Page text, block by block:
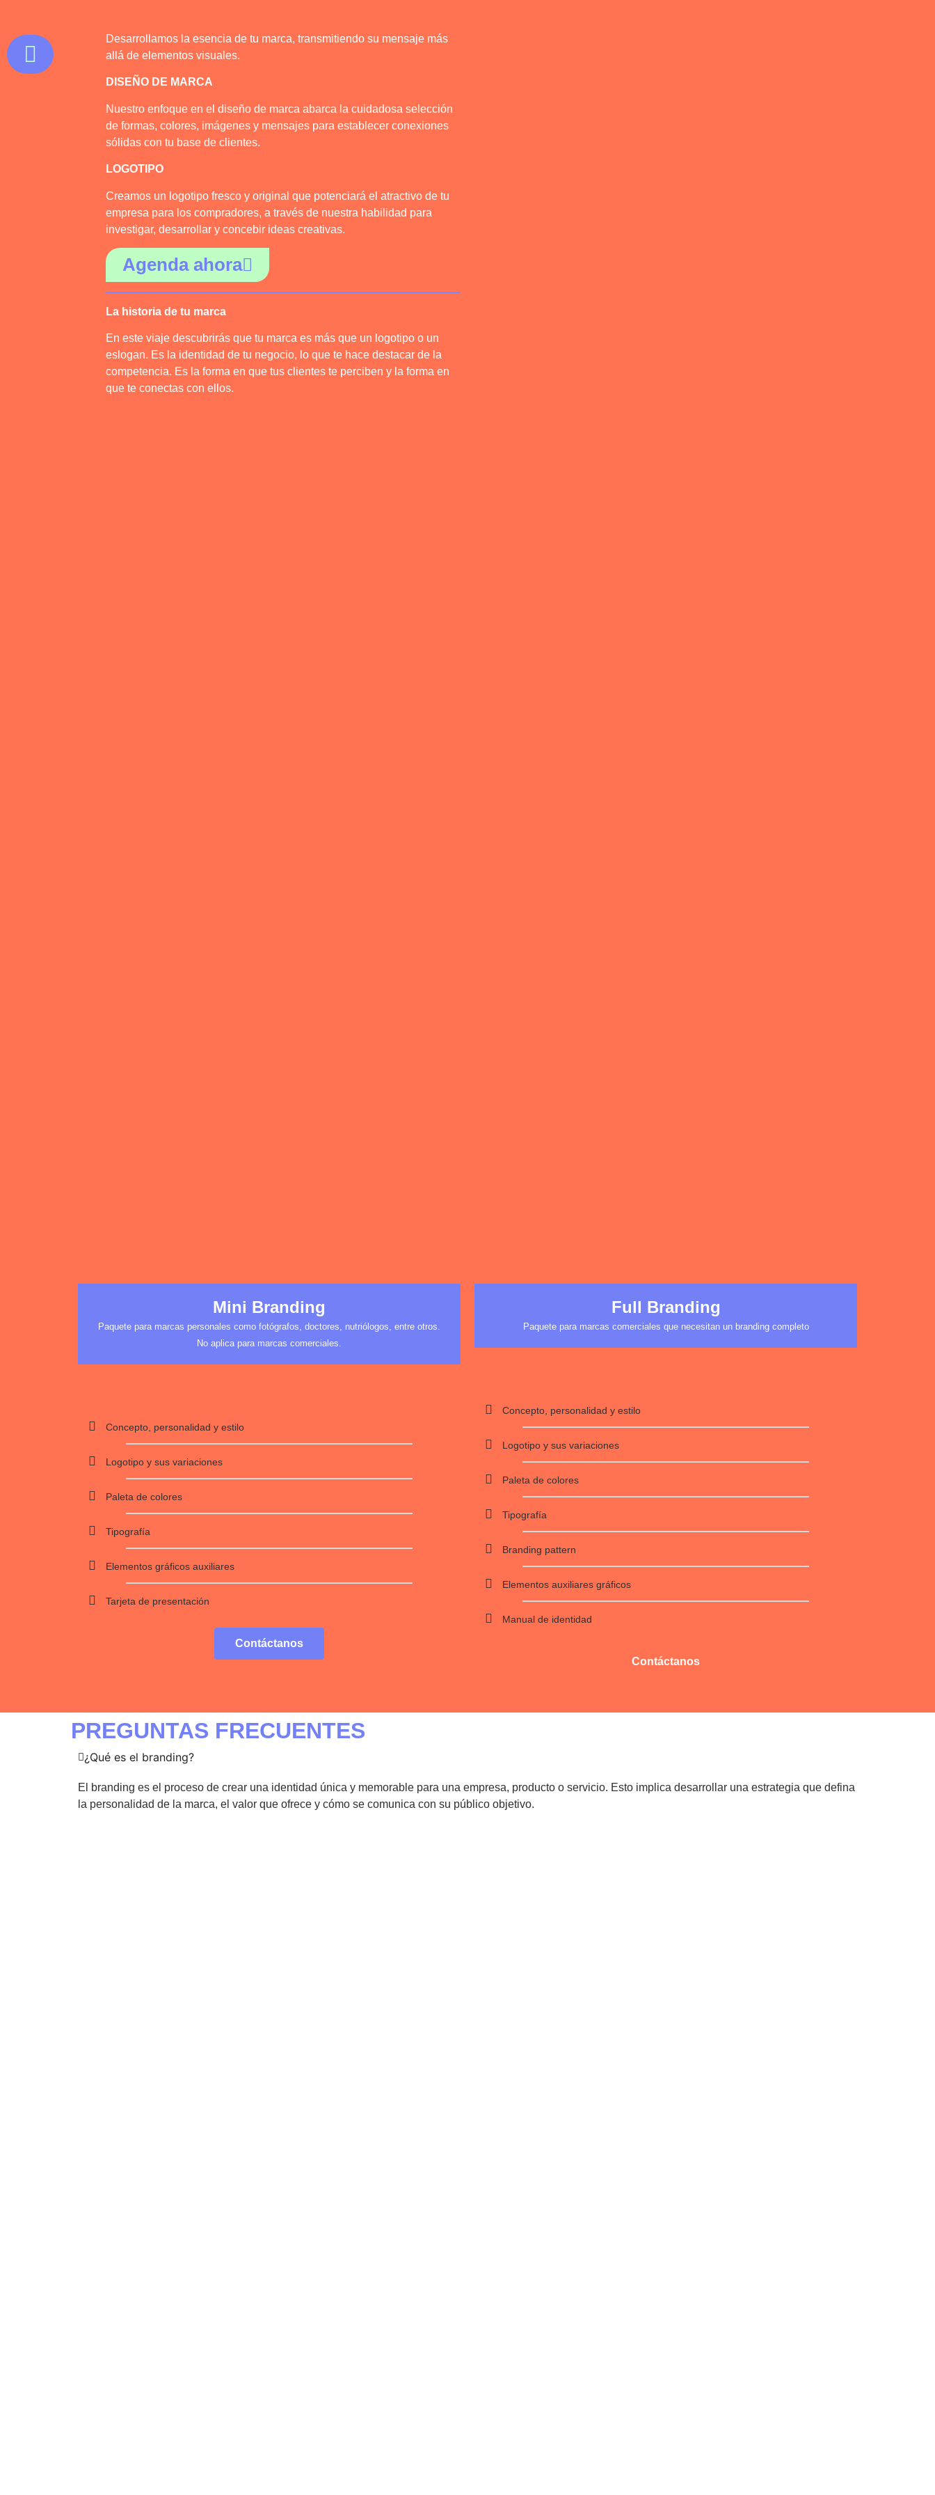
Desarrollamos la esencia de tu marca, transmitiendo su mensaje más
allá de elementos visuales.
DISEÑO DE MARCA
Nuestro enfoque en el diseño de marca abarca la cuidadosa selección
de formas, colores, imágenes y mensajes para establecer conexiones
sólidas con tu base de clientes.
LOGOTIPO
Creamos un logotipo fresco y original que potenciará el atractivo de tu
empresa para los compradores, a través de nuestra habilidad para
investigar, desarrollar y concebir ideas creativas.
Agenda ahora
La historia de tu marca
En este viaje descubrirás que tu marca es más que un logotipo o un
eslogan. Es la identidad de tu negocio, lo que te hace destacar de la
competencia. Es la forma en que tus clientes te perciben y la forma en
que te conectas con ellos.
Mini Branding
Paquete para marcas personales como fotógrafos, doctores, nutriólogos, entre otros.
No aplica para marcas comerciales.
Concepto, personalidad y estilo
Logotipo y sus variaciones
Paleta de colores
Tipografía
Elementos gráficos auxiliares
Tarjeta de presentación
Contáctanos
Full Branding
Paquete para marcas comerciales que necesitan un branding completo
Concepto, personalidad y estilo
Logotipo y sus variaciones
Paleta de colores
Tipografía
Branding pattern
Elementos auxiliares gráficos
Manual de identidad
Contáctanos
PREGUNTAS FRECUENTES
¿Qué es el branding?
El branding es el proceso de crear una identidad única y memorable para una empresa, producto o servicio. Esto implica desarrollar una estrategia que defina
la personalidad de la marca, el valor que ofrece y cómo se comunica con su público objetivo.